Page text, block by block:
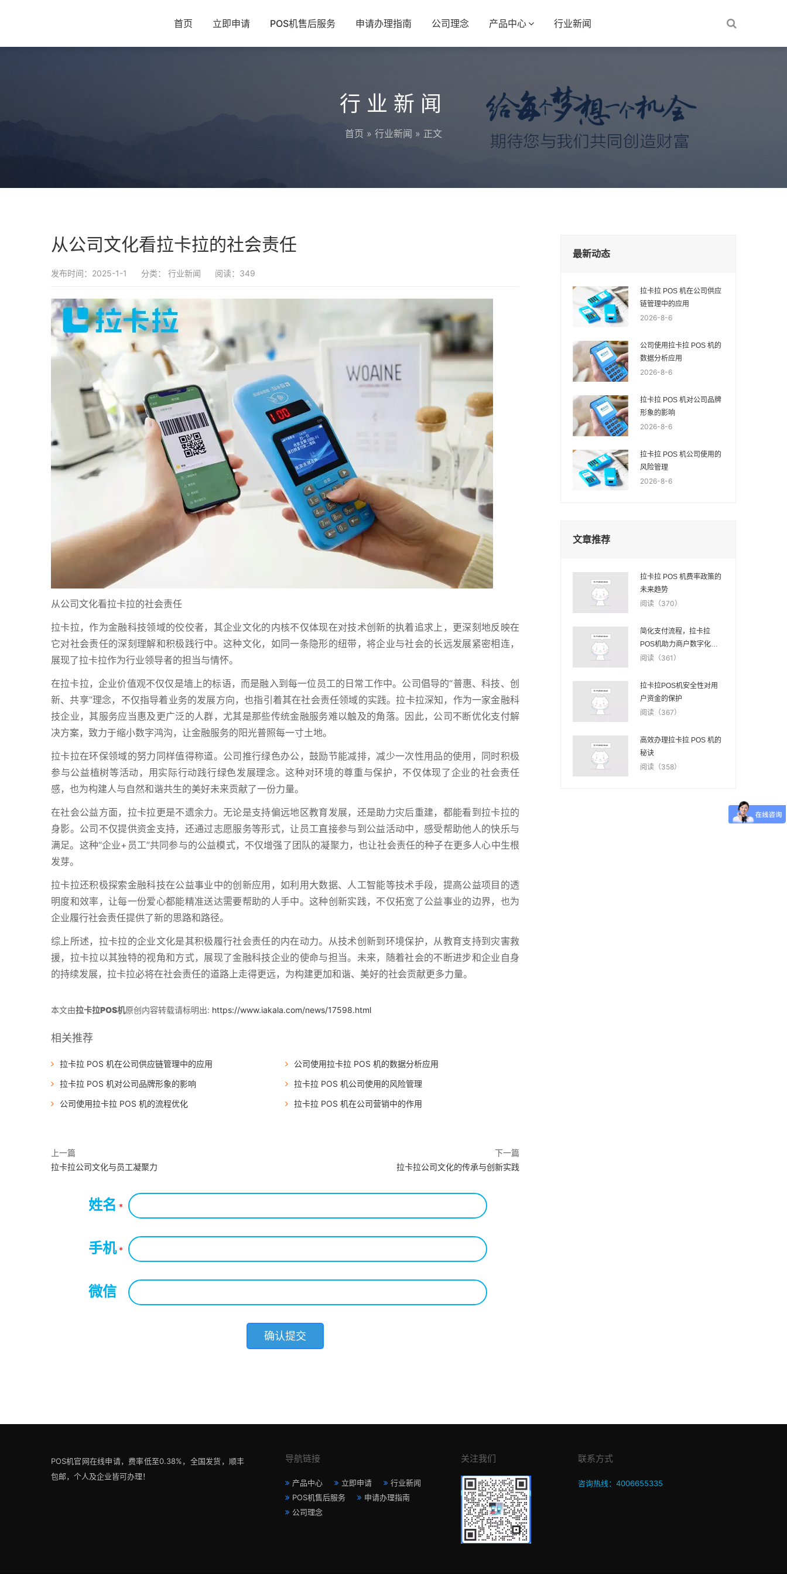
首页 立即申请 POS机售后服务 申请办理指南 公司理念 产品中心 行业新闻
行业新闻
首页 » 行业新闻 » 正文
从公司文化看拉卡拉的社会责任
发布时间：2025-1-1 分类： 行业新闻 阅读：349
从公司文化看拉卡拉的社会责任
拉卡拉，作为金融科技领域的佼佼者，其企业文化的内核不仅体现在对技术创新的执着追求上，更深刻地反映在
它对社会责任的深刻理解和积极践行中。这种文化，如同一条隐形的纽带，将企业与社会的长远发展紧密相连，
展现了拉卡拉作为行业领导者的担当与情怀。
在拉卡拉，企业价值观不仅仅是墙上的标语，而是融入到每一位员工的日常工作中。公司倡导的“普惠、科技、创
新、共享”理念，不仅指导着业务的发展方向，也指引着其在社会责任领域的实践。拉卡拉深知，作为一家金融科
技企业，其服务应当惠及更广泛的人群，尤其是那些传统金融服务难以触及的角落。因此，公司不断优化支付解
决方案，致力于缩小数字鸿沟，让金融服务的阳光普照每一寸土地。
拉卡拉在环保领域的努力同样值得称道。公司推行绿色办公，鼓励节能减排，减少一次性用品的使用，同时积极
参与公益植树等活动，用实际行动践行绿色发展理念。这种对环境的尊重与保护，不仅体现了企业的社会责任
感，也为构建人与自然和谐共生的美好未来贡献了一份力量。
在社会公益方面，拉卡拉更是不遗余力。无论是支持偏远地区教育发展，还是助力灾后重建，都能看到拉卡拉的
身影。公司不仅提供资金支持，还通过志愿服务等形式，让员工直接参与到公益活动中，感受帮助他人的快乐与
满足。这种“企业+员工”共同参与的公益模式，不仅增强了团队的凝聚力，也让社会责任的种子在更多人心中生根
发芽。
拉卡拉还积极探索金融科技在公益事业中的创新应用，如利用大数据、人工智能等技术手段，提高公益项目的透
明度和效率，让每一份爱心都能精准送达需要帮助的人手中。这种创新实践，不仅拓宽了公益事业的边界，也为
企业履行社会责任提供了新的思路和路径。
综上所述，拉卡拉的企业文化是其积极履行社会责任的内在动力。从技术创新到环境保护，从教育支持到灾害救
援，拉卡拉以其独特的视角和方式，展现了金融科技企业的使命与担当。未来，随着社会的不断进步和企业自身
的持续发展，拉卡拉必将在社会责任的道路上走得更远，为构建更加和谐、美好的社会贡献更多力量。
本文由拉卡拉POS机原创内容转载请标明出: https://www.iakala.com/news/17598.html
相关推荐
拉卡拉 POS 机在公司供应链管理中的应用
公司使用拉卡拉 POS 机的数据分析应用
拉卡拉 POS 机对公司品牌形象的影响
拉卡拉 POS 机公司使用的风险管理
公司使用拉卡拉 POS 机的流程优化
拉卡拉 POS 机在公司营销中的作用
上一篇
拉卡拉公司文化与员工凝聚力
下一篇
拉卡拉公司文化的传承与创新实践
姓名 *
手机*
微信
最新动态
拉卡拉 POS 机在公司供应
链管理中的应用
2026-8-6
公司使用拉卡拉 POS 机的
数据分析应用
2026-8-6
拉卡拉 POS 机对公司品牌
形象的影响
2026-8-6
拉卡拉 POS 机公司使用的
风险管理
2026-8-6
文章推荐
拉卡拉 POS 机费率政策的
未来趋势
阅读（370）
简化支付流程，拉卡拉
POS机助力商户数字化转
型
阅读（361）
拉卡拉POS机安全性对用
户资金的保护
阅读（367）
高效办理拉卡拉 POS 机的
秘诀
阅读（358）
POS机官网在线申请，费率低至0.38%，全国发货，顺丰
包邮，个人及企业皆可办理！
导航链接
产品中心 立即申请
行业新闻
POS机售后服务
申请办理指南
公司理念
关注我们 联系方式
咨询热线：4006655335